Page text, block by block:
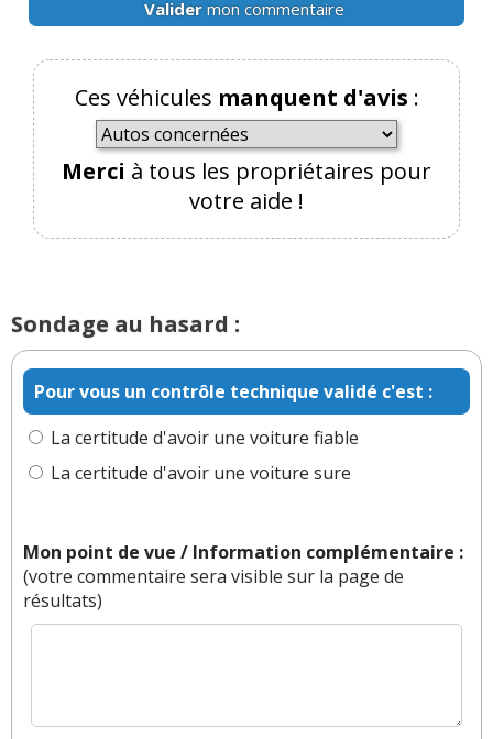
(Votre post sera visible sous le commentaire)
Existentielquestion (Date : 2022-05-08
21:30:03)
Bravo pour ce site fabuleux. Que de données. Un
régal.
Quel interet pour Audi d'avoir un moteur
longitudinal si c'est pour rester en traction (ou
traction converti quattro)?
des moteurs longitudinaux équipants des
Merci et encore bravo!
Validermon commentaire
Ces véhicules manquent d'avis :
Merci à tous les propriétaires pour
votre aide !
Sondage au hasard :
Pour vous un contrôle technique validé c'est :
La certitude d'avoir une voiture fiable
La certitude d'avoir une voiture sure
Mon point de vue / Information complémentaire :
(votre commentaire sera visible sur la page de
résultats)